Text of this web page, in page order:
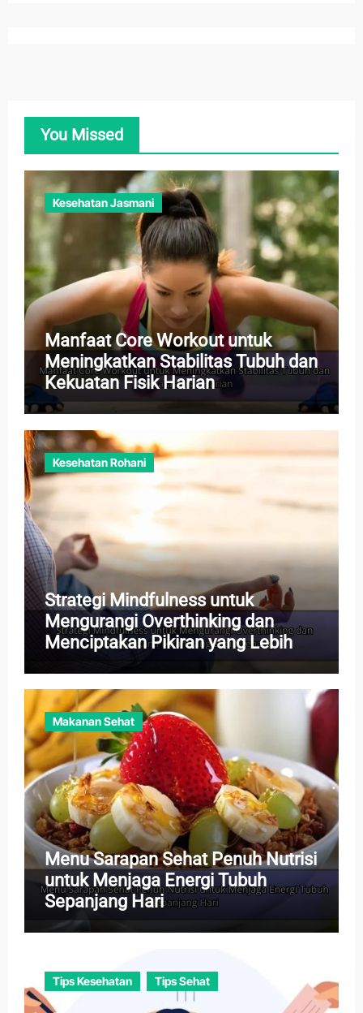
You Missed
Kesehatan Jasmani
Manfaat Core Workout untuk
Meningkatkan Stabilitas Tubuh dan
Kekuatan Fisik Harian
Kesehatan Rohani
Strategi Mindfulness untuk
Mengurangi Overthinking dan
Menciptakan Pikiran yang Lebih
Makanan Sehat
Menu Sarapan Sehat Penuh Nutrisi
untuk Menjaga Energi Tubuh
Sepanjang Hari
Tips Kesehatan Tips Sehat